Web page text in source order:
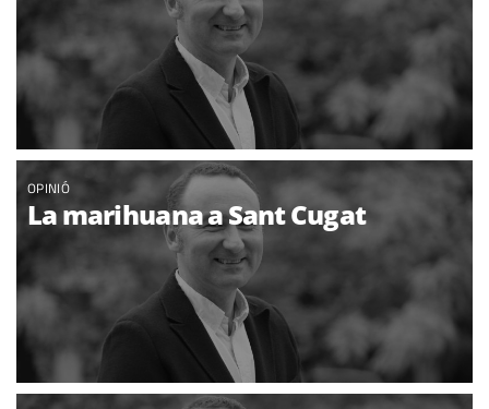
OPINIÓ
La marihuana a Sant Cugat